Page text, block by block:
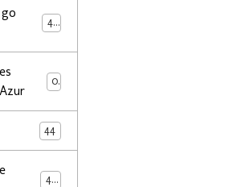
44
0
44
48